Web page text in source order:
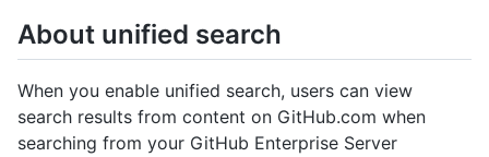
About unified search
When you enable unified search, users can view
search results from content on GitHub.com when
searching from your GitHub Enterprise Server